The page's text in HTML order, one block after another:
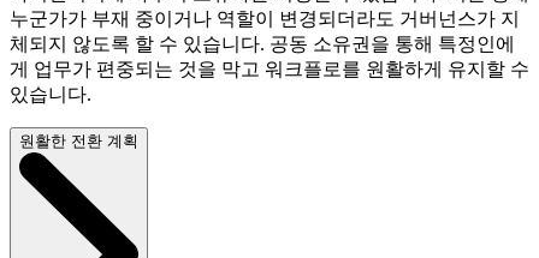
누군가가 부재 중이거나 역할이 변경되더라도 거버넌스가 지
체되지 않도록 할 수 있습니다. 공동 소유권을 통해 특정인에
게 업무가 편중되는 것을 막고 워크플로를 원활하게 유지할 수
있습니다.
원활한 전환 계획